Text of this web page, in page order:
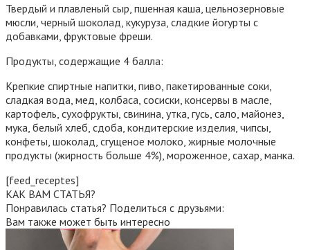
Твердый и плавленый сыр, пшенная каша, цельнозерновые
мюсли, черный шоколад, кукуруза, сладкие йогурты с
добавками, фруктовые фреши.
Продукты, содержащие 4 балла:
Крепкие спиртные напитки, пиво, пакетированные соки,
сладкая вода, мед, колбаса, сосиски, консервы в масле,
картофель, сухофрукты, свинина, утка, гусь, сало, майонез,
мука, белый хлеб, сдоба, кондитерские изделия, чипсы,
конфеты, шоколад, сгущеное молоко, жирные молочные
продукты (жирность больше 4%), мороженное, сахар, манка.
[feed_receptes]
КАК ВАМ СТАТЬЯ?
Понравилась статья? Поделиться с друзьями:
Вам также может быть интересно